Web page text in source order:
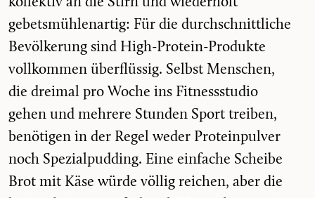
gebetsmühlenartig: Für die durchschnittliche
Bevölkerung sind High-Protein-Produkte
vollkommen überflüssig. Selbst Menschen,
die dreimal pro Woche ins Fitnessstudio
gehen und mehrere Stunden Sport treiben,
benötigen in der Regel weder Proteinpulver
noch Spezialpudding. Eine einfache Scheibe
Brot mit Käse würde völlig reichen, aber die